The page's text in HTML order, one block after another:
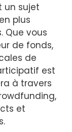
un sujet
plus
Que vous
de fonds,
de
est
à travers
et